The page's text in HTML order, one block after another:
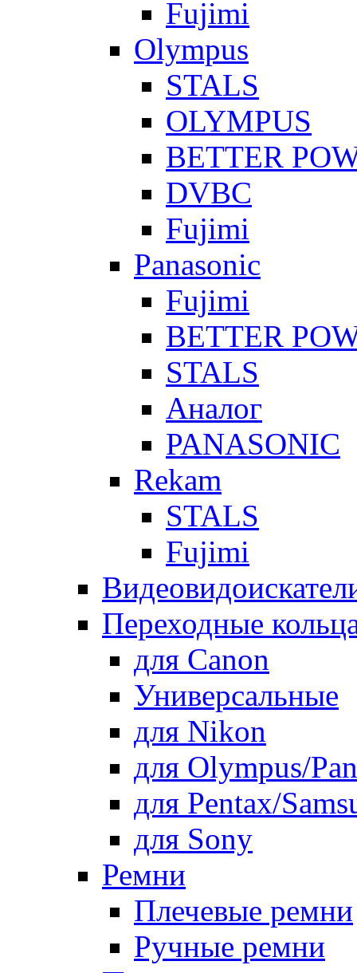
Fujimi
Olympus
STALS
OLYMPUS
BETTER
DVBC
Fujimi
Panasonic
Fujimi
BETTER
STALS
Аналог
PANASONIC
Rekam
STALS
Fujimi
Переходные
для Canon
Универсальные
для Nikon
для Olympus/
для Pentax/
для Sony
Ремни
Плечевые ремни
Ручные ремни